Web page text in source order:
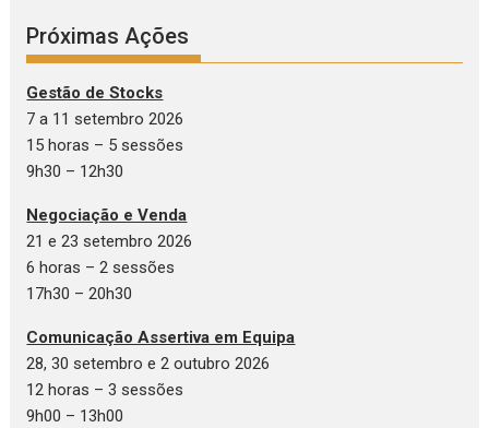
Próximas Ações
Gestão de Stocks
7 a 11 setembro 2026
15 horas – 5 sessões
9h30 – 12h30
Negociação e Venda
21 e 23 setembro 2026
6 horas – 2 sessões
17h30 – 20h30
Comunicação Assertiva em Equipa
28, 30 setembro e 2 outubro 2026
12 horas – 3 sessões
9h00 – 13h00